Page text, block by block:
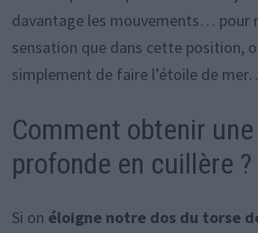
davantage les mouvements… pour
sensation que dans cette position,
simplement de faire l’étoile de
Comment obtenir
profonde en cuillère ?
Si on éloigne notre dos du torse